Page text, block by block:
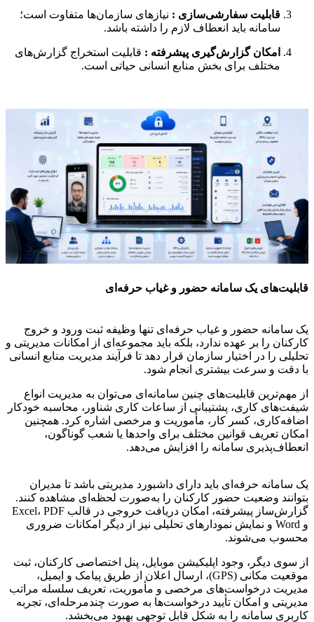
قابلیت سفارشی‌سازی : نیازهای سازمان‌ها متفاوت است؛
سامانه باید انعطاف لازم را داشته باشد.
امکان گزارش‌گیری پیشرفته : قابلیت استخراج گزارش‌های
مختلف برای بخش منابع انسانی حیاتی است.
قابلیت‌های یک سامانه حضور و غیاب حرفه‌ای
یک سامانه حضور و غیاب حرفه‌ای تنها وظیفه ثبت ورود و خروج
کارکنان را بر عهده ندارد، بلکه باید مجموعه‌ای از امکانات مدیریتی و
تحلیلی را در اختیار سازمان قرار دهد تا فرآیند مدیریت منابع انسانی
با دقت و سرعت بیشتری انجام شود.
از مهم‌ترین قابلیت‌های چنین سامانه‌ای می‌توان به مدیریت انواع
شیفت‌های کاری، پشتیبانی از ساعات کاری شناور، محاسبه خودکار
اضافه‌کاری، کسر کار، مأموریت و مرخصی اشاره کرد. همچنین
امکان تعریف قوانین مختلف برای واحدها یا شعب گوناگون،
انعطاف‌پذیری سامانه را افزایش می‌دهد.
یک سامانه حرفه‌ای باید دارای داشبورد مدیریتی باشد تا مدیران
بتوانند وضعیت حضور کارکنان را به‌صورت لحظه‌ای مشاهده کنند.
گزارش‌ساز پیشرفته، امکان دریافت خروجی در قالب Excel، PDF
و Word و نمایش نمودارهای تحلیلی نیز از دیگر امکانات ضروری
محسوب می‌شوند.
از سوی دیگر، وجود اپلیکیشن موبایل، پنل اختصاصی کارکنان، ثبت
موقعیت مکانی (GPS)، ارسال اعلان از طریق پیامک و ایمیل،
مدیریت درخواست‌های مرخصی و مأموریت، تعریف سلسله مراتب
مدیریتی و امکان تأیید درخواست‌ها به صورت چندمرحله‌ای، تجربه
کاربری سامانه را به شکل قابل توجهی بهبود می‌بخشد.